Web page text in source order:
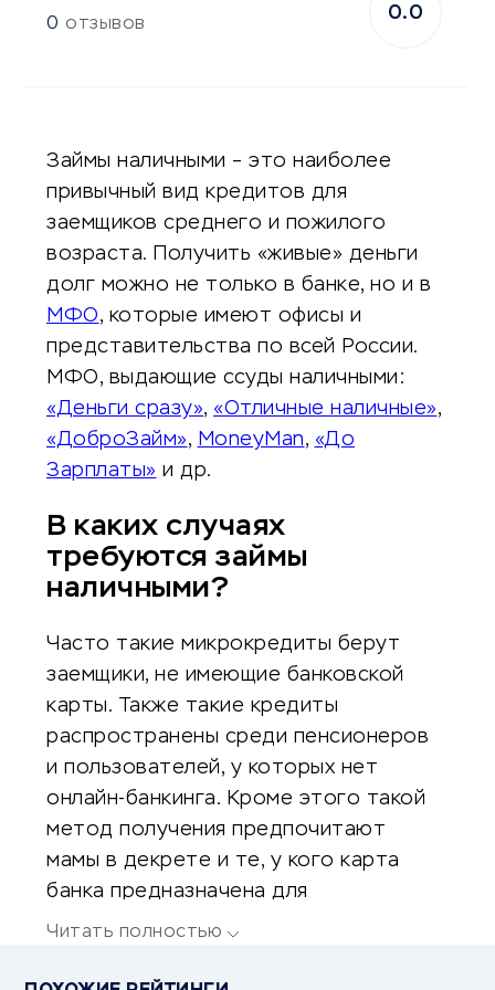
0 отзывов
0.0
Займы наличными – это наиболее
привычный вид кредитов для
заемщиков среднего и пожилого
возраста. Получить «живые» деньги
долг можно не только в банке, но и в
МФО, которые имеют офисы и
представительства по всей России.
МФО, выдающие ссуды наличными:
«Деньги сразу», «Отличные наличные»,
«ДоброЗайм», MoneyMan, «До
Зарплаты» и др.
В каких случаях
требуются займы
наличными?
Часто такие микрокредиты берут
заемщики, не имеющие банковской
карты. Также такие кредиты
распространены среди пенсионеров
и пользователей, у которых нет
онлайн-банкинга. Кроме этого такой
метод получения предпочитают
мамы в декрете и те, у кого карта
банка предназначена для
перечисления социальных пособий.
потребоваться для оплаты товаров и
Читать полностью